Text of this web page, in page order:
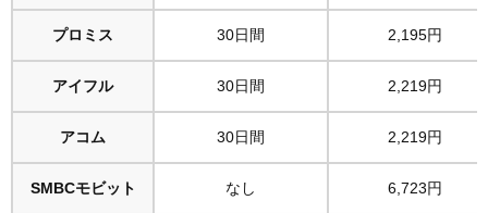
プロミス 30日間 2,195円
アイフル 30日間 2,219円
アコム 30日間 2,219円
SMBCモビット なし 6,723円